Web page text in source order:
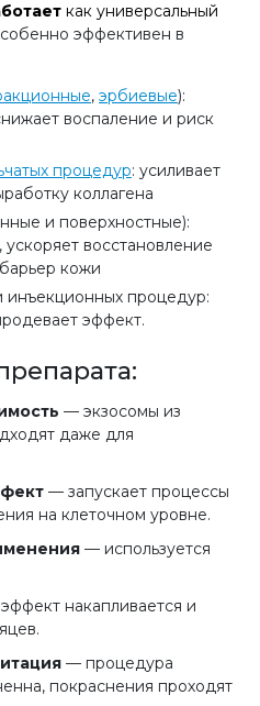
как универсальный
эффективен в
, эрбиевые):
воспаление и риск
процедур: усиливает
коллагена
и поверхностные):
восстановление
кожи
инъекционных процедур:
эффект.
— экзосомы из
даже для
— запускает процессы
на клеточном уровне.
— используется
накапливается и
— процедура
покраснения проходят